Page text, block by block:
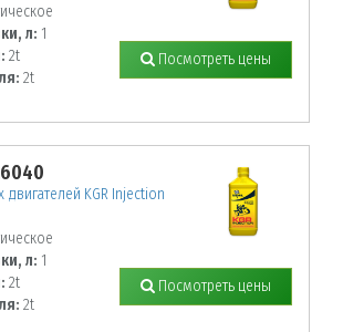
л: 1
2t
2t
Посмотреть цены
двигателей KGR Injection
л: 1
2t
2t
Посмотреть цены